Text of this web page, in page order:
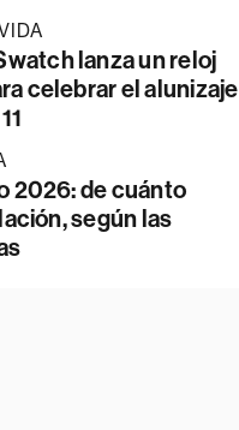
lanza un reloj
celebrar el alunizaje
2026: de cuánto
según las